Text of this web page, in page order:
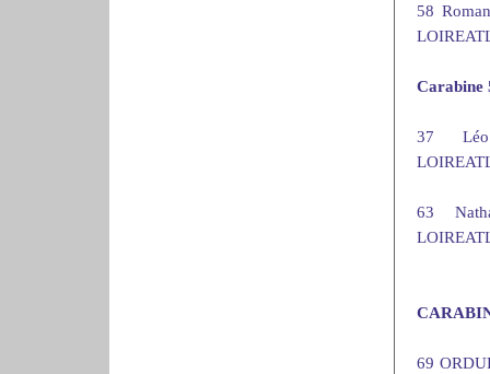
58
Carabine
37 Léo
63
69